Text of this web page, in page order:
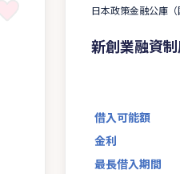
日本政策金融公庫（
新創業融資
借入可能額
金利
最長借入期間